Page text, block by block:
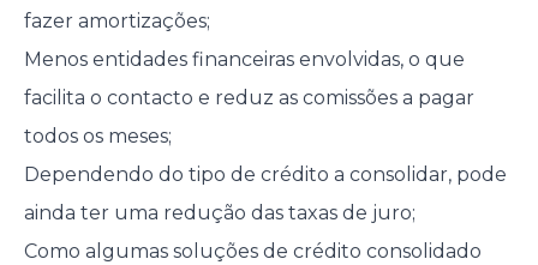
fazer amortizações;
Menos entidades financeiras envolvidas, o que
facilita o contacto e reduz as comissões a pagar
todos os meses;
Dependendo do tipo de crédito a consolidar, pode
ainda ter uma redução das taxas de juro;
Como algumas soluções de crédito consolidado